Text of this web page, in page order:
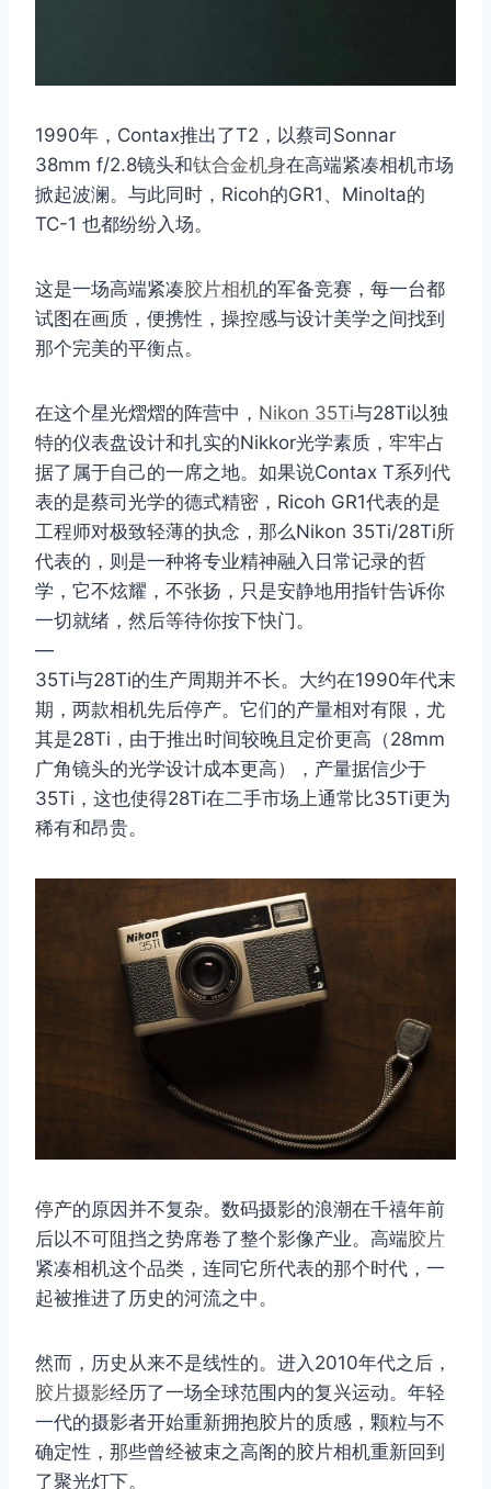
1990年，Contax推出了T2，以蔡司Sonnar
38mm f/2.8镜头和钛合金机身在高端紧凑相机市场
掀起波澜。与此同时，Ricoh的GR1、Minolta的
TC-1 也都纷纷入场。
这是一场高端紧凑胶片相机的军备竞赛，每一台都
试图在画质，便携性，操控感与设计美学之间找到
那个完美的平衡点。
在这个星光熠熠的阵营中， Nikon 35Ti与28Ti以独
特的仪表盘设计和扎实的Nikkor光学素质，牢牢占
据了属于自己的一席之地。如果说Contax T系列代
表的是蔡司光学的德式精密，Ricoh GR1代表的是
工程师对极致轻薄的执念，那么Nikon 35Ti/28Ti所
代表的，则是一种将专业精神融入日常记录的哲
学，它不炫耀，不张扬，只是安静地用指针告诉你
一切就绪，然后等待你按下快门。
—
35Ti与28Ti的生产周期并不长。大约在1990年代末
期，两款相机先后停产。它们的产量相对有限，尤
其是28Ti，由于推出时间较晚且定价更高（28mm
广角镜头的光学设计成本更高），产量据信少于
35Ti，这也使得28Ti在二手市场上通常比35Ti更为
稀有和昂贵。
停产的原因并不复杂。数码摄影的浪潮在千禧年前
后以不可阻挡之势席卷了整个影像产业。高端胶片
紧凑相机这个品类，连同它所代表的那个时代，一
起被推进了历史的河流之中。
然而，历史从来不是线性的。进入2010年代之后，
胶片摄影经历了一场全球范围内的复兴运动。年轻
一代的摄影者开始重新拥抱胶片的质感，颗粒与不
确定性，那些曾经被束之高阁的胶片相机重新回到
了聚光灯下。